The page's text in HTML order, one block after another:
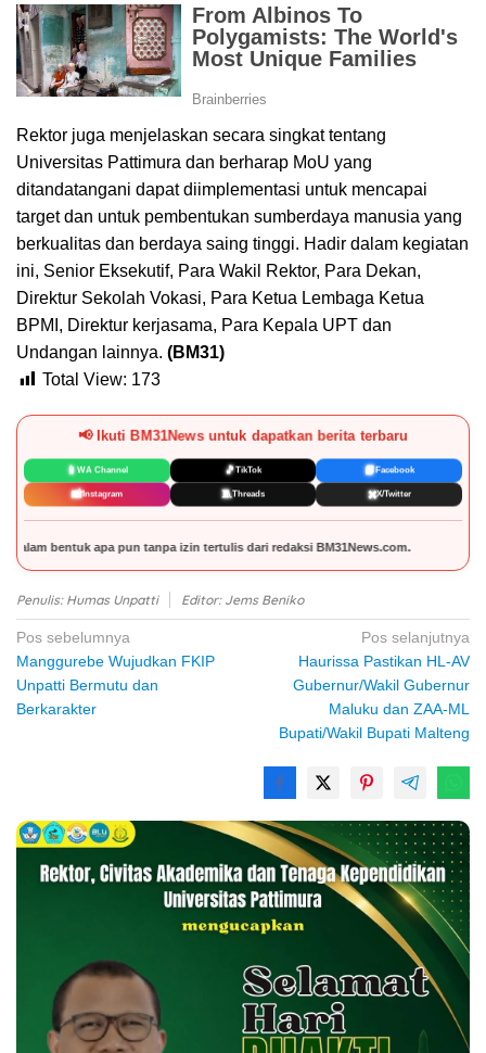
Rektor juga menjelaskan secara singkat tentang
Universitas Pattimura dan berharap MoU yang
ditandatangani dapat diimplementasi untuk mencapai
target dan untuk pembentukan sumberdaya manusia yang
berkualitas dan berdaya saing tinggi. Hadir dalam kegiatan
ini, Senior Eksekutif, Para Wakil Rektor, Para Dekan,
Direktur Sekolah Vokasi, Para Ketua Lembaga Ketua
BPMI, Direktur kerjasama, Para Kepala UPT dan
Undangan lainnya. (BM31)
Total View: 173
📢 Ikuti BM31News untuk dapatkan berita terbaru
📱WA Channel 🎵TikTok 📘Facebook
📸Instagram 🧵Threads ✖️X/Twitter
tertulis dari redaksi BM31News.com.
Penulis: Humas Unpatti Editor: Jems Beniko
Navigasi
pos
Pos sebelumnya
Manggurebe Wujudkan FKIP
Unpatti Bermutu dan
Berkarakter
Pos selanjutnya
Haurissa Pastikan HL-AV
Gubernur/Wakil Gubernur
Maluku dan ZAA-ML
Bupati/Wakil Bupati Malteng